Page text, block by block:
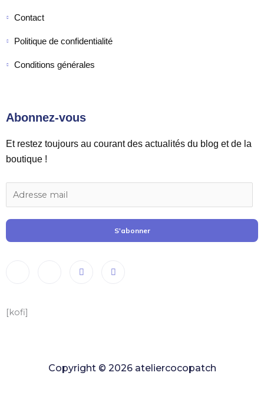
Contact
Politique de confidentialité
Conditions générales
Abonnez-vous
Et restez toujours au courant des actualités du blog et de la
boutique !
S'abonner
[kofi]
Copyright © 2026 ateliercocopatch